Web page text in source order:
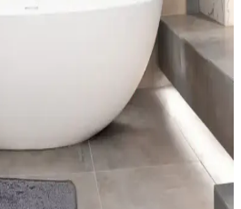
estetik ve fonksiyonel
alanlarınızı şık ve kullanışlı kılar.
evinizi yenileyin.
Dekorasyon Teknikleri İçin
ve Malzeme
renk ve doku uyumu, uygulama
mekanlara estetik ve
anlatılıyor.